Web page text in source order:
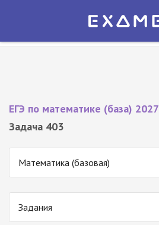
Экзамер — ЕГЭ 2027
ЕГЭ по математике (база) 2027
Задача 403
Математика (базовая)
Задания